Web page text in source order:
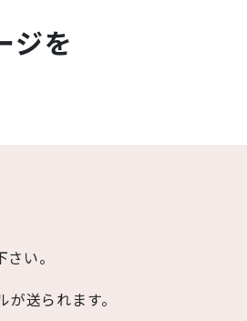
ジを
い。
送られます。